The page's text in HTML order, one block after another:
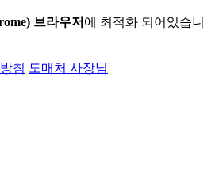
브라우저 에 최적화 되어있습니
침 도매처 사장님